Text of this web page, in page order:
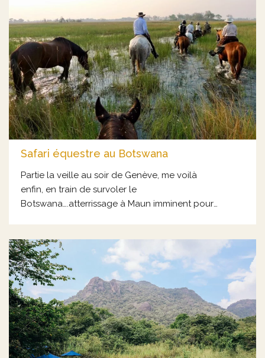
encore le désert du Namib-Nankluft un peu
plus au sud de la capitale en sont de bons
exemples.
Safari équestre au Botswana
Partie la veille au soir de Genève, me voilà
enfin, en train de survoler le
Botswana….atterrissage à Maun imminent pour